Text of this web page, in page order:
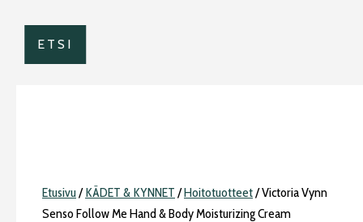
Etusivu/KÄDET & KYNNET /Hoitotuotteet/ Victoria Vynn
Senso Follow Me Hand & Body Moisturizing Cream
ETSI